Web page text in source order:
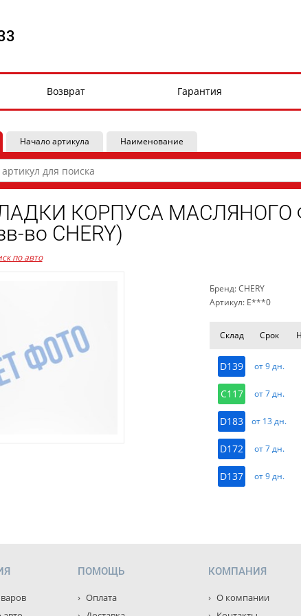
Возврат Гарантия
Начало артикула Наименование
КОРПУСА МАСЛЯНОГО
во CHERY)
по авто
Бренд: CHERY
Артикул: E***0
Склад Срок
D139 от 9 дн.
C117 от 7 дн.
D183 от 13 дн.
D172 от 7 дн.
D137 от 9 дн.
ПОМОЩЬ
Оплата
КОМПАНИЯ
О компании